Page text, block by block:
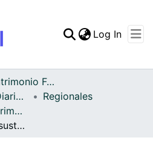
Statistics
Log In
Archivo del Patrimonio Fotográfico y Fílmico del Valle del Cauca
Fondo Fotográfico Diario Occidente
Regionales
FFDO - Yumbo - Patrimonial
El rebusque para el sustento diario